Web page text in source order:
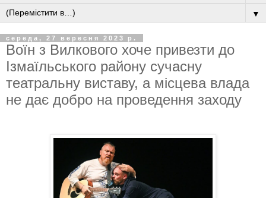
▼
середа, 27 вересня 2023 р.
Воїн з Вилкового хоче привезти до
Ізмаїльського району сучасну
театральну виставу, а місцева влада
не дає добро на проведення заходу